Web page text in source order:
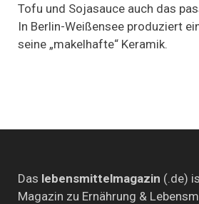
Tofu und Sojasauce auch das
In Berlin-Weißensee produziert
seine „makelhafte“ Keramik.
Das lebensmittelmagazin (.de)
Magazin zu Ernährung &